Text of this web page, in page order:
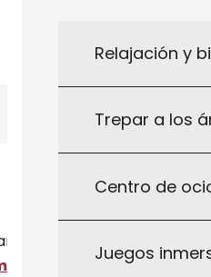
Relajación y
Trepar a los
Centro de
Juegos
46250 Montcléra
llegar